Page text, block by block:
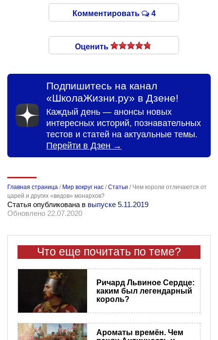
Комментировать 4
Оценить
Подпишитесь на канал
«ШколаЖизни.ру» в Дзене!
Каждый день — анонсы новых
интересных историй, познавательных
тестов и статей на актуальные темы.
Перейти в Дзен →
Главная страница / Мир вокруг нас /Статьи / Чем короли отличаются от
царей и других «видов» монархов?
Статья опубликована в выпуске 5.11.2019
Обновлено 22.07.2020
Что еще почитать по теме?
Ричард Львиное Сердце:
каким был легендарный
король?
Ароматы времён. Чем